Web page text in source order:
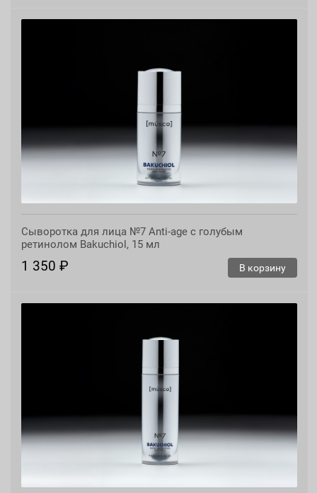
Сыворотка для лица №7 Anti-age с голубым
ретинолом Bakuchiol, 15 мл
1 350 ₽ В корзину